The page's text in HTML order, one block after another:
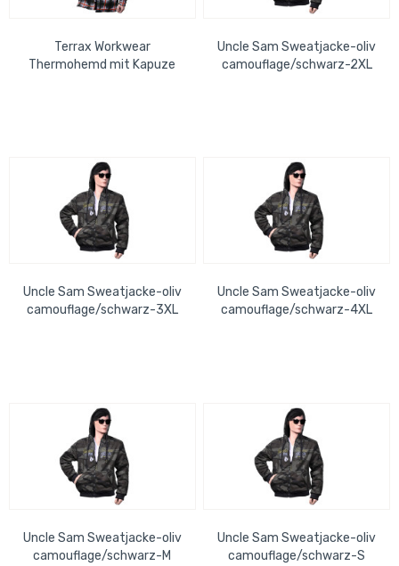
Terrax Workwear
Thermohemd mit Kapuze
Uncle Sam Sweatjacke-oliv
camouflage/schwarz-2XL
Uncle Sam Sweatjacke-oliv
camouflage/schwarz-3XL
Uncle Sam Sweatjacke-oliv
camouflage/schwarz-4XL
Uncle Sam Sweatjacke-oliv
camouflage/schwarz-M
Uncle Sam Sweatjacke-oliv
camouflage/schwarz-S